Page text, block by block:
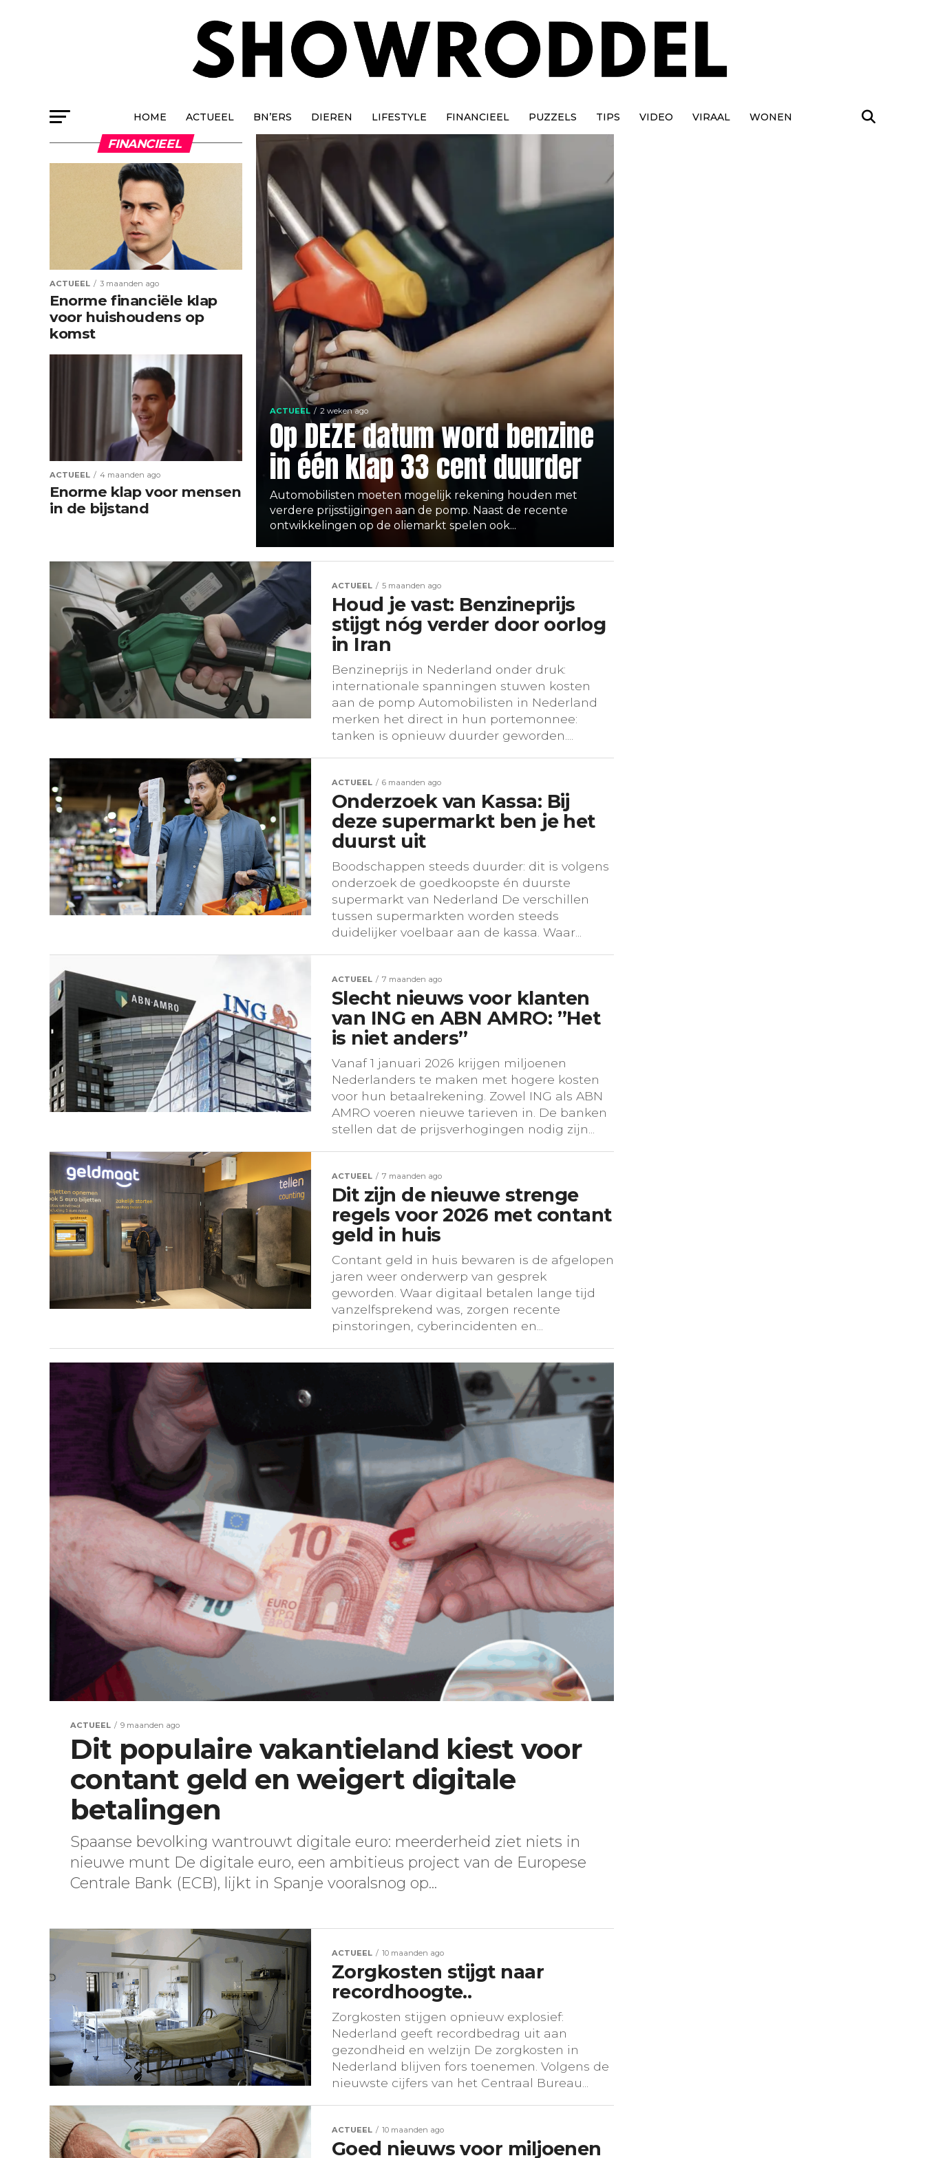
HOME ACTUEEL BN’ERS DIEREN LIFESTYLE FINANCIEEL PUZZELS TIPS VIDEO VIRAAL WONEN
ACTUEEL 2 weken ago
Op DEZE datum word benzine
in één klap 33 cent duurder
Automobilisten moeten mogelijk rekening houden met
verdere prijsstijgingen aan de pomp. Naast de recente
ontwikkelingen op de oliemarkt spelen ook...
FINANCIEEL
ACTUEEL 3 maanden ago
Enorme financiële klap
voor huishoudens op
komst
ACTUEEL 4 maanden ago
Enorme klap voor mensen
in de bijstand
ACTUEEL 5 maanden ago
Houd je vast: Benzineprijs
stijgt nóg verder door oorlog
in Iran
Benzineprijs in Nederland onder druk:
internationale spanningen stuwen kosten
aan de pomp Automobilisten in Nederland
merken het direct in hun portemonnee:
tanken is opnieuw duurder geworden....
ACTUEEL 6 maanden ago
Onderzoek van Kassa: Bij
deze supermarkt ben je het
duurst uit
Boodschappen steeds duurder: dit is volgens
onderzoek de goedkoopste én duurste
supermarkt van Nederland De verschillen
tussen supermarkten worden steeds
duidelijker voelbaar aan de kassa. Waar...
ACTUEEL 7 maanden ago
Slecht nieuws voor klanten
van ING en ABN AMRO: ”Het
is niet anders”
Vanaf 1 januari 2026 krijgen miljoenen
Nederlanders te maken met hogere kosten
voor hun betaalrekening. Zowel ING als ABN
AMRO voeren nieuwe tarieven in. De banken
stellen dat de prijsverhogingen nodig zijn...
ACTUEEL 7 maanden ago
Dit zijn de nieuwe strenge
regels voor 2026 met contant
geld in huis
Contant geld in huis bewaren is de afgelopen
jaren weer onderwerp van gesprek
geworden. Waar digitaal betalen lange tijd
vanzelfsprekend was, zorgen recente
pinstoringen, cyberincidenten en...
ACTUEEL 9 maanden ago
Dit populaire vakantieland kiest voor
contant geld en weigert digitale
betalingen
Spaanse bevolking wantrouwt digitale euro: meerderheid ziet niets in
nieuwe munt De digitale euro, een ambitieus project van de Europese
Centrale Bank (ECB), lijkt in Spanje vooralsnog op...
ACTUEEL 10 maanden ago
Zorgkosten stijgt naar
recordhoogte..
Zorgkosten stijgen opnieuw explosief:
Nederland geeft recordbedrag uit aan
gezondheid en welzijn De zorgkosten in
Nederland blijven fors toenemen. Volgens de
nieuwste cijfers van het Centraal Bureau...
ACTUEEL 10 maanden ago
Goed nieuws voor miljoenen